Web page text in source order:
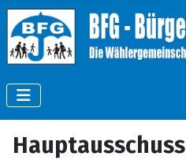
Hauptausschuss